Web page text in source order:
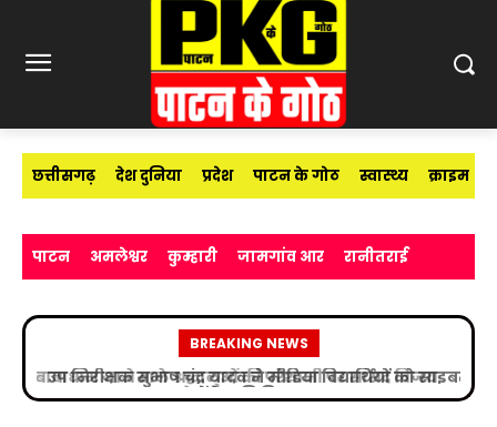
छत्तीसगढ़ देश दुनिया प्रदेश पाटन के गोठ स्वास्थ्य क्राइम
पाटन अमलेश्वर कुम्हारी जामगांव आर रानीतराई
BREAKING NEWS
उप निरीक्षक सुभाष चंद्र यादव ने मीडिया विद्यार्थियों को साइबर
अपराधों के प्रति किया जागरूक